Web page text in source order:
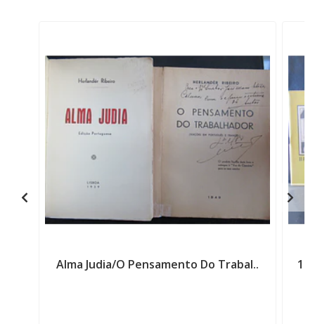
Alma Judia/O Pensamento Do Trabal.. 11